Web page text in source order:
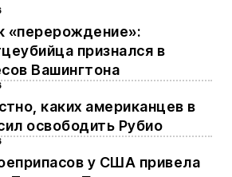
«перерождение»:
признался в
Вашингтона
каких американцев в
освободить Рубио
у США привела